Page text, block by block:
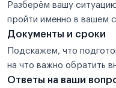
Разберём вашу
пройти именно в вашем
Документы и сроки
Подскажем, что
на что важно обратить
Ответы на ваши